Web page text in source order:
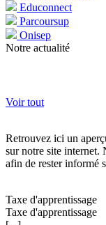
Educonnect
Parcoursup
Onisep
Notre actualité
Voir tout
Retrouvez ici un
sur notre site internet.
afin de rester informé
Taxe d'apprentissage
Taxe d'apprentissage